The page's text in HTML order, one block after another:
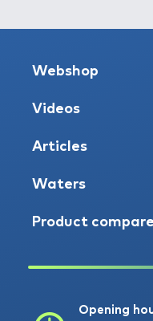
Webshop
Videos
Articles
Waters
Product compare
Opening